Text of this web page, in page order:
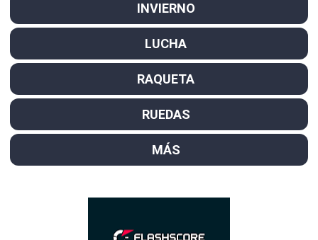
INVIERNO
LUCHA
RAQUETA
RUEDAS
MÁS